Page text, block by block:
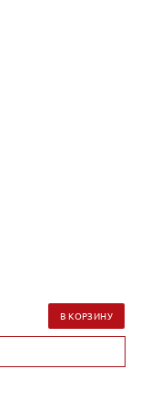
В КОРЗИНУ